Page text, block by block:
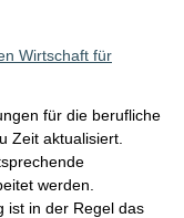
Wirtschaft für
für die berufliche
Zeit aktualisiert.
werden.
ist in der Regel das